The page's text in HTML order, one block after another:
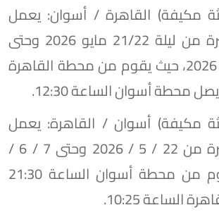
1948 (ثالثة مكيفة) القاهرة / أسوان: يعمل
يومياً خلال الفترة من ليلة 21/22 مايو 2026 وحتى
ليلة 6 / 7 يونيو 2026، حيث يقوم من محطة القاهرة
1949 (ثالثة مكيفة) أسوان / القاهرة: يعمل
يومياً خلال الفترة من 22 / 5 / 2026 وحتى 7 / 6 /
2026، حيث يقوم من محطة أسوان الساعة 21:30
الساعة 10:25.